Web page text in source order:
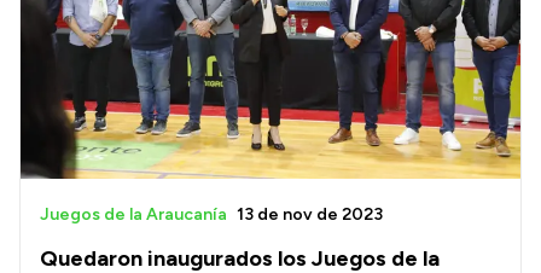
Quedaron inaugurados los Juegos de la
Juegos de la Araucanía 13 de nov de 2023